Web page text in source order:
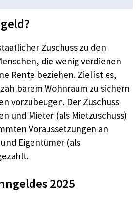
Zuschuss zu den
die wenig verdienen
Rente beziehen. Ziel ist es,
Wohnraum zu sichern
vorzubeugen. Der Zuschuss
und Mieter (als Mietzuschuss)
Voraussetzungen an
Eigentümer (als
.
2025